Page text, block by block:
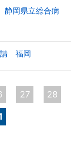
岡県立総合病
請 福岡
27 28